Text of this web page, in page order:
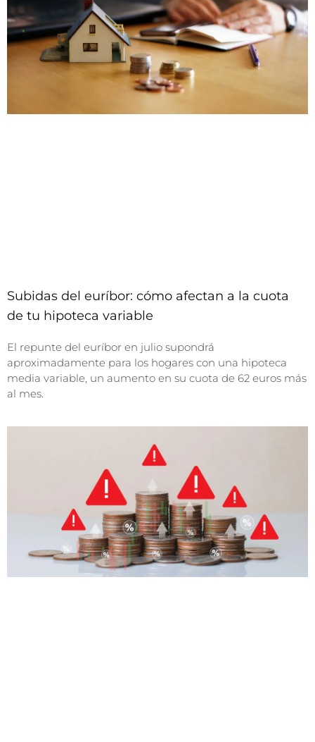
Subidas del euríbor: cómo afectan a la cuota
de tu hipoteca variable
El repunte del euríbor en julio supondrá
aproximadamente para los hogares con una hipoteca
media variable, un aumento en su cuota de 62 euros más
al mes.